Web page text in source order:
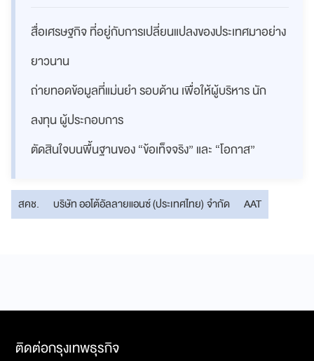
สื่อเศรษฐกิจ ที่อยู่กับการเปลี่ยนแปลงของประเทศมาอย่าง
ยาวนาน
ถ่ายทอดข้อมูลที่แม่นยำ รอบด้าน เพื่อให้ผู้บริหาร นัก
ลงทุน ผู้ประกอบการ
ตัดสินใจบนพื้นฐานของ “ข้อเท็จจริง” และ “โอกาส”
สคช. บริษัท ออโต้อัลลายแอนซ์ (ประเทศไทย) จำกัด AAT
ติดต่อกรุงเทพธุรกิจ